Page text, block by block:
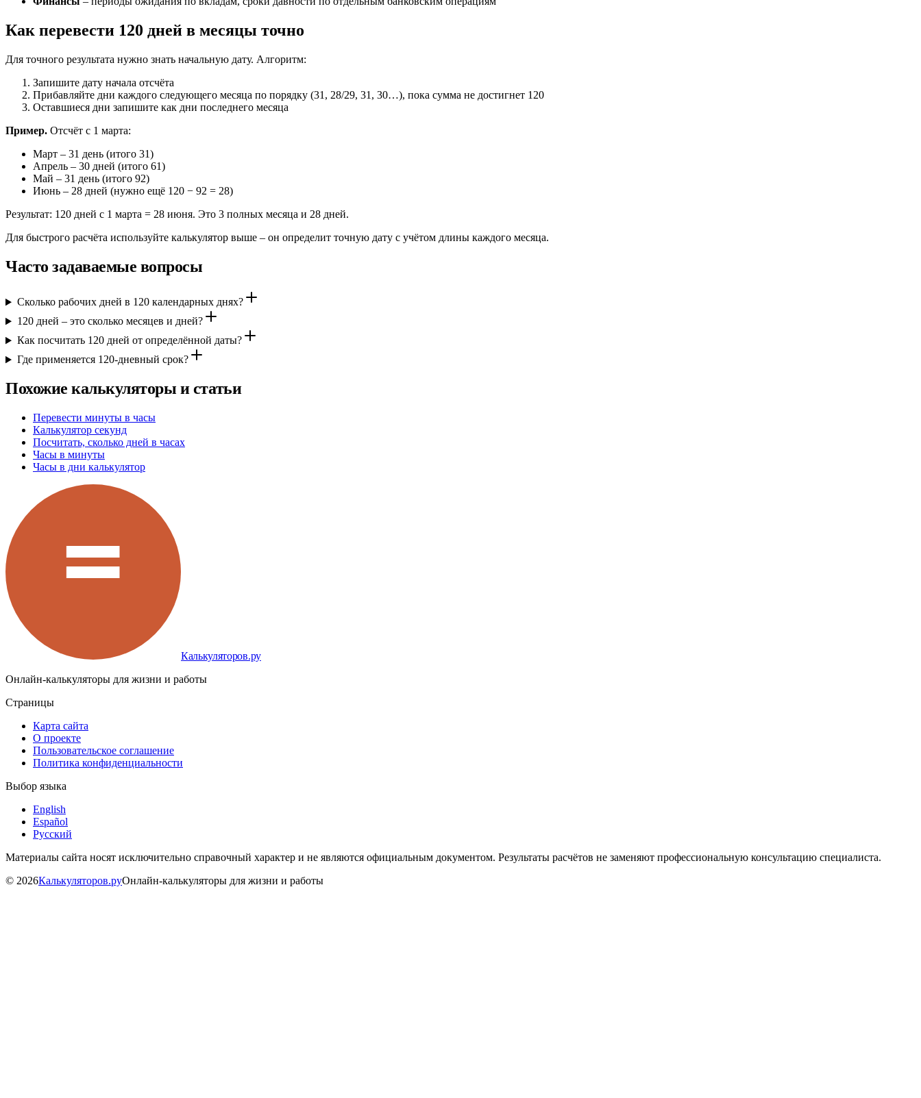
Как перевести 120 дней в месяцы точно
Для точного результата нужно знать начальную дату. Алгоритм:
Запишите дату начала отсчёта
Прибавляйте дни каждого следующего месяца по порядку (31, 28/29, 31, 30…), пока сумма не достигнет 120
Оставшиеся дни запишите как дни последнего месяца
Пример. Отсчёт с 1 марта:
Март – 31 день (итого 31)
Апрель – 30 дней (итого 61)
Май – 31 день (итого 92)
Июнь – 28 дней (нужно ещё 120 − 92 = 28)
Результат: 120 дней с 1 марта = 28 июня. Это 3 полных месяца и 28 дней.
Для быстрого расчёта используйте калькулятор выше – он определит точную дату с учётом длины каждого месяца.
Часто задаваемые вопросы
Сколько рабочих дней в 120 календарных днях?
120 дней – это сколько месяцев и дней?
Как посчитать 120 дней от определённой даты?
Где применяется 120-дневный срок?
Похожие калькуляторы и статьи
Перевести минуты в часы
Калькулятор секунд
Посчитать, сколько дней в часах
Часы в минуты
Часы в дни калькулятор
Калькуляторов.ру
Онлайн-калькуляторы для жизни и работы
Страницы
Карта сайта
О проекте
Пользовательское соглашение
Политика конфиденциальности
Выбор языка
English
Español
Русский
Материалы сайта носят исключительно справочный характер и не являются официальным документом. Результаты расчётов не заменяют профессиональную консультацию специалиста.
© 2026Калькуляторов.руОнлайн-калькуляторы для жизни и работы